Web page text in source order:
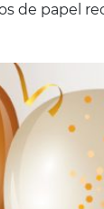
de papel